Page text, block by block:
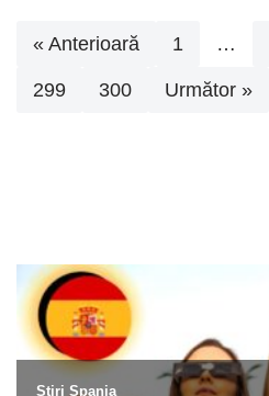
« Anterioară 1 …
299 300 Următor »